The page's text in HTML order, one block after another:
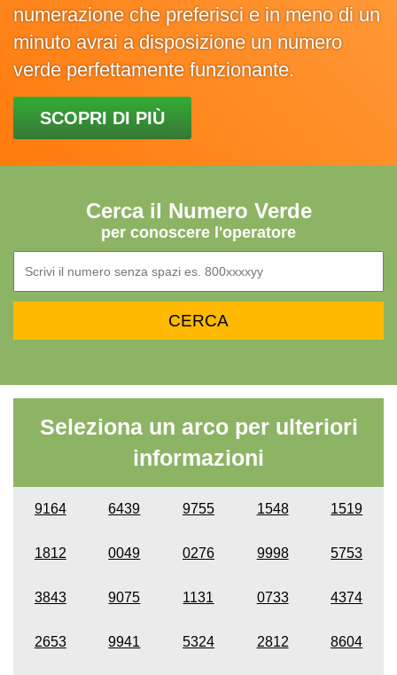
numerazione che preferisci e in meno di un
minuto avrai a disposizione un numero
verde perfettamente funzionante.
SCOPRI DI PIÙ
Cerca il Numero Verde
per conoscere l'operatore
Seleziona un arco per ulteriori
informazioni
9164 6439 9755 1548 1519
1812 0049 0276 9998 5753
3843 9075 1131 0733 4374
2653 9941 5324 2812 8604